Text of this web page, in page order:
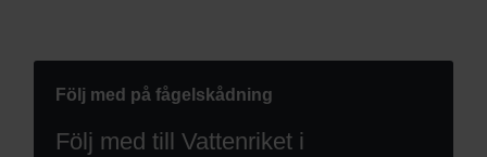
Följ med på fågelskådning
Följ med till Vattenriket i